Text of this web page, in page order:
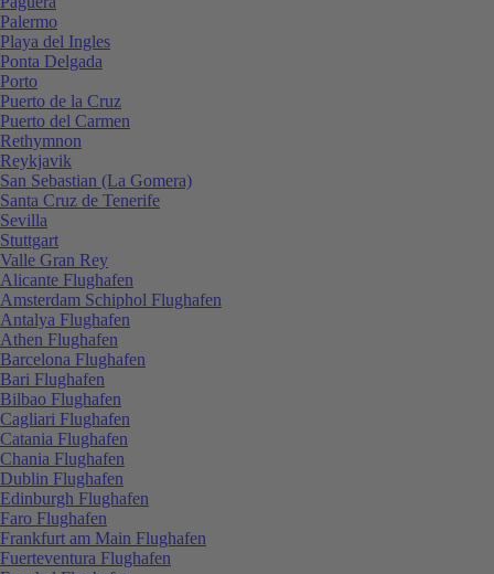
Palermo
Playa del Ingles
Ponta Delgada
Porto
Puerto de la Cruz
Puerto del Carmen
Rethymnon
Reykjavik
San Sebastian (La Gomera)
Santa Cruz de Tenerife
Sevilla
Stuttgart
Valle Gran Rey
Alicante Flughafen
Amsterdam Schiphol Flughafen
Antalya Flughafen
Athen Flughafen
Barcelona Flughafen
Bari Flughafen
Bilbao Flughafen
Cagliari Flughafen
Catania Flughafen
Chania Flughafen
Dublin Flughafen
Edinburgh Flughafen
Faro Flughafen
Frankfurt am Main Flughafen
Fuerteventura Flughafen